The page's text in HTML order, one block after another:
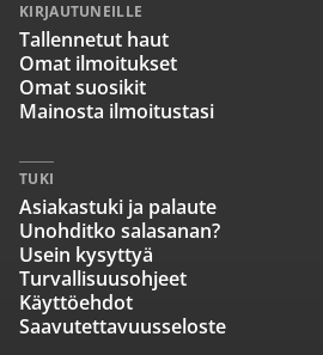
KIRJAUTUNEILLE
Tallennetut haut
Omat ilmoitukset
Omat suosikit
Mainosta ilmoitustasi
TUKI
Asiakastuki ja palaute
Unohditko salasanan?
Usein kysyttyä
Turvallisuusohjeet
Käyttöehdot
Saavutettavuusseloste